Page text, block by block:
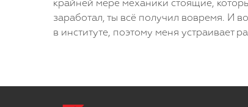
крайней мере механики стоящие,
заработал, ты всё получил вовремя. И
в институте, поэтому меня устраивает